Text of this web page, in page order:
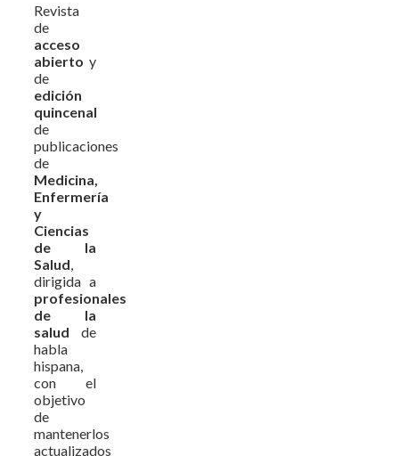
Revista
de
acceso
abierto y
de
edición
quincenal
de
publicaciones
de
Medicina,
Enfermería
y
Ciencias
de la
Salud
dirigida a
profesionales
de la
salud de
habla
hispana,
con el
objetivo
de
mantenerlos
actualizados